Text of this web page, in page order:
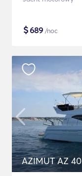
$689 /noc
AZIMUT AZ 40